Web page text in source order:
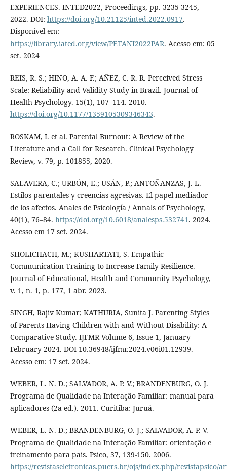
EXPERIENCES. INTED2022, Proceedings, pp. 3235-3245,
2022. DOI: https://doi.org/10.21125/inted.2022.0917.
Disponível em:
https://library.iated.org/view/PETANI2022PAR. Acesso em: 05
set. 2024
REIS, R. S.; HINO, A. A. F.; AÑEZ, C. R. R. Perceived Stress
Scale: Reliability and Validity Study in Brazil. Journal of
Health Psychology. 15(1), 107–114. 2010.
https://doi.org/10.1177/1359105309346343.
ROSKAM, I. et al. Parental Burnout: A Review of the
Literature and a Call for Research. Clinical Psychology
Review, v. 79, p. 101855, 2020.
SALAVERA, C.; URBÓN, E.; USÁN, P.; ANTOÑANZAS, J. L.
Estilos parentales y creencias agresivas. El papel mediador
de los afectos. Anales de Psicología / Annals of Psychology,
40(1), 76–84. https://doi.org/10.6018/analesps.532741. 2024.
Acesso em 17 set. 2024.
SHOLICHACH, M.; KUSHARTATI, S. Empathic
Communication Training to Increase Family Resilience.
Journal of Educational, Health and Community Psychology,
v. 1, n. 1, p. 177, 1 abr. 2023.
SINGH, Rajiv Kumar; KATHURIA, Sunita J. Parenting Styles
of Parents Having Children with and Without Disability: A
Comparative Study. IJFMR Volume 6, Issue 1, January-
February 2024. DOI 10.36948/ijfmr.2024.v06i01.12939.
Acesso em: 17 set. 2024.
WEBER, L. N. D.; SALVADOR, A. P. V.; BRANDENBURG, O. J.
Programa de Qualidade na Interação Familiar: manual para
aplicadores (2a ed.). 2011. Curitiba: Juruá.
WEBER, L. N. D.; BRANDENBURG, O. J.; SALVADOR, A. P. V.
Programa de Qualidade na Interação Familiar: orientação e
treinamento para pais. Psico, 37, 139-150. 2006.
https://revistaseletronicas.pucrs.br/ojs/index.php/revistapsico/